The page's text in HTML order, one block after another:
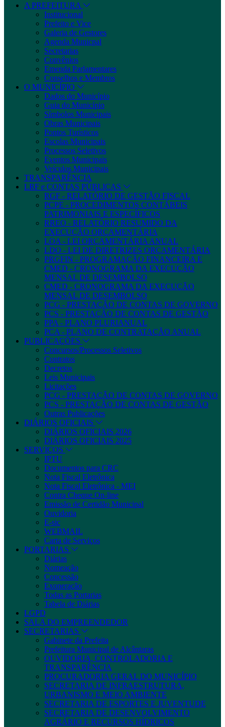
A PREFEITURA
Institucional
Prefeito e Vice
Galeria de Gestores
Agenda Municpal
Secretarias
Convênios
Emenda Parlamentares
Conselhos e Membros
O MUNICÍPIO
Dados do Município
Guia do Município
Símbolos Municipais
Obras Municipais
Pontos Turísticos
Escolas Municipais
Processos Seletivos
Eventos Municipais
Veículos Municipais
TRANSPARÊNCIA
LRF e CONTAS PÚBLICAS
RGF - RELATÓRIO DE GESTÃO FISCAL
PCPE - PROCEDIMENTOS CONTÁBEIS
PATRIMONIAIS E ESPECÍFICOS
RREO - RELATÓRIO RESUMIDO DA
EXECUÇÃO ORÇAMENTÁRIA
LOA - LEI ORÇAMENTÁRIA ANUAL
LDO - LEI DE DIRETRIZES ORÇAMENTÁRIA
PRGFIN - PROGRAMAÇÃO FINANCEIRA E
CMED - CRONOGRAMA DA EXECUÇÃO
MENSAL DE DESEMBOLSO
CMED - CRONOGRAMA DA EXECUÇÃO
MENSAL DE DESEMBOLSO
PCG - PRESTAÇÃO DE CONTAS DE GOVERNO
PCS - PRESTAÇÃO DE CONTAS DE GESTÃO
PPA - PLANO PLURIANUAL
PCA - PLANO DE CONTRATAÇÃO ANUAL
PUBLICAÇÕES
Concursos/Processos Seletivos
Contratos
Decretos
Leis Municipais
Licitações
PCG - PRESTAÇÃO DE CONTAS DE GOVERNO
PCS - PRESTAÇÃO DE CONTAS DE GESTÃO
Outras Publicações
DIÁRIOS OFICIAIS
DIÁRIOS OFICIAIS 2026
DIÁRIOS OFICIAIS 2025
SERVIÇOS
IPTU
Documentos para CRC
Nota Fiscal Eletrônica
Nota Fiscal Eletrônica - MEI
Contra Cheque On-line
Emissão de Certidão Municipal
Ouvidoria
E-sic
WEBMAIL
Carta de Serviços
PORTARIAS
Diárias
Nomeação
Concessão
Exoneração
Todas as Portarias
Tabela de Diárias
LGPD
SALA DO EMPREENDEDOR
SECRETARIAS
Gabinete da Prefeita
Prefeitura Municipal de Alcântaras
OUVIDORIA, CONTROLADORIA E
TRANSPARÊNCIA
PROCURADORIA GERAL DO MUNICÍPIO
SECRETARIA DE INFRAESTRUTURA,
URBANISMO E MEIO AMBIENTE
SECRETARIA DE ESPORTES E JUVENTUDE
SECRETARIA DE DESENVOLVIMENTO
AGRÁRIO E RECURSOS HÍDRICOS